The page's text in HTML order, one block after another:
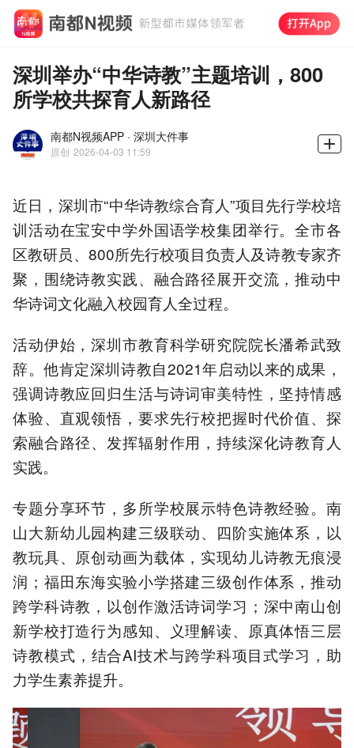
深圳举办“中华诗教”主题培训，800
所学校共探育人新路径
南都N视频APP · 深圳大件事
原创 2026-04-03 11:59
近日，深圳市“中华诗教综合育人”项目先行学校培
训活动在宝安中学外国语学校集团举行。全市各
区教研员、800所先行校项目负责人及诗教专家齐
聚，围绕诗教实践、融合路径展开交流，推动中
华诗词文化融入校园育人全过程。
活动伊始，深圳市教育科学研究院院长潘希武致
辞。他肯定深圳诗教自2021年启动以来的成果，
强调诗教应回归生活与诗词审美特性，坚持情感
体验、直观领悟，要求先行校把握时代价值、探
索融合路径、发挥辐射作用，持续深化诗教育人
实践。
专题分享环节，多所学校展示特色诗教经验。南
山大新幼儿园构建三级联动、四阶实施体系，以
教玩具、原创动画为载体，实现幼儿诗教无痕浸
润；福田东海实验小学搭建三级创作体系，推动
跨学科诗教，以创作激活诗词学习；深中南山创
新学校打造行为感知、义理解读、原真体悟三层
诗教模式，结合AI技术与跨学科项目式学习，助
力学生素养提升。